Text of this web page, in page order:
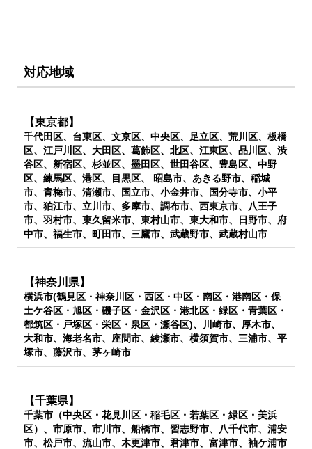
対応地域
【東京都】
千代田区、台東区、文京区、中央区、足立区、荒川区、板橋
区、江戸川区、大田区、葛飾区、北区、江東区、品川区、渋
谷区、新宿区、杉並区、墨田区、世田谷区、豊島区、中野
区、練馬区、港区、目黒区、 昭島市、あきる野市、稲城
市、青梅市、清瀬市、国立市、小金井市、国分寺市、小平
市、狛江市、立川市、多摩市、調布市、西東京市、八王子
市、羽村市、東久留米市、東村山市、東大和市、日野市、府
中市、福生市、町田市、三鷹市、武蔵野市、武蔵村山市
【神奈川県】
横浜市(鶴見区・神奈川区・西区・中区・南区・港南区・保
土ケ谷区・旭区・磯子区・金沢区・港北区・緑区・青葉区・
都筑区・戸塚区・栄区・泉区・瀬谷区)、川崎市、厚木市、
大和市、海老名市、座間市、綾瀬市、横須賀市、三浦市、平
塚市、藤沢市、茅ヶ崎市
【千葉県】
千葉市（中央区・花見川区・稲毛区・若葉区・緑区・美浜
区）、市原市、市川市、船橋市、習志野市、八千代市、浦安
市、松戸市、流山市、木更津市、君津市、富津市、袖ケ浦市